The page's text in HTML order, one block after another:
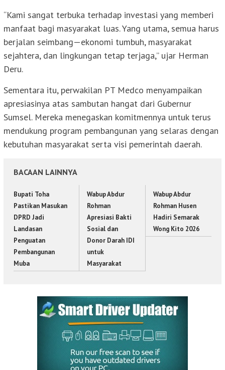
“Kami sangat terbuka terhadap investasi yang memberi
manfaat bagi masyarakat luas. Yang utama, semua harus
berjalan seimbang—ekonomi tumbuh, masyarakat
sejahtera, dan lingkungan tetap terjaga,” ujar Herman
Deru.
Sementara itu, perwakilan PT Medco menyampaikan
apresiasinya atas sambutan hangat dari Gubernur
Sumsel. Mereka menegaskan komitmennya untuk terus
mendukung program pembangunan yang selaras dengan
kebutuhan masyarakat serta visi pemerintah daerah.
BACAAN LAINNYA
Bupati Toha
Pastikan Masukan
DPRD Jadi
Landasan
Penguatan
Pembangunan
Muba
Wabup Abdur
Rohman
Apresiasi Bakti
Sosial dan
Donor Darah IDI
untuk
Masyarakat
Wabup Abdur
Rohman Husen
Hadiri Semarak
Wong Kito 2026